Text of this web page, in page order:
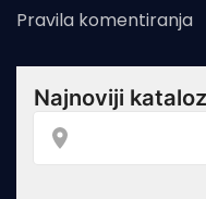
Pravila komentiranja